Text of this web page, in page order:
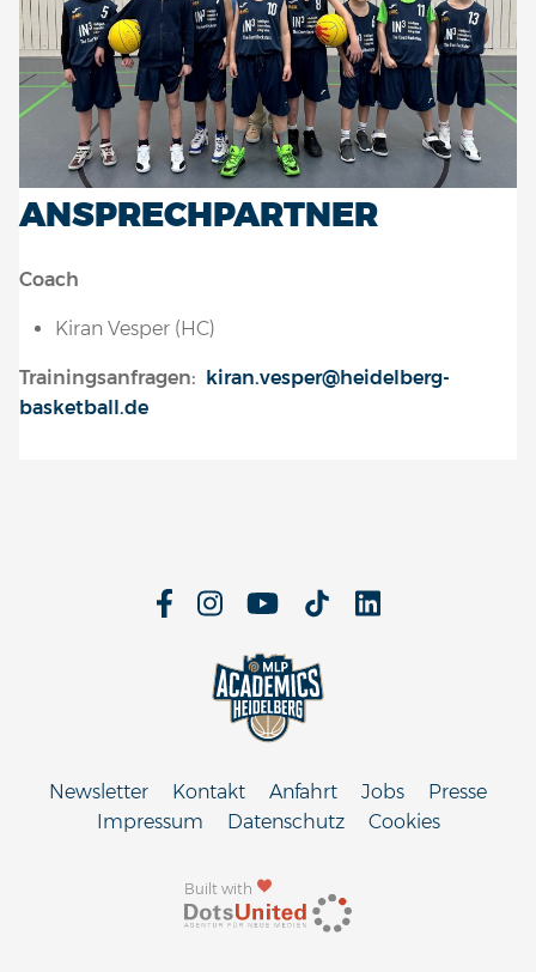
ANSPRECHPARTNER
Coach
Kiran Vesper (HC)
Trainingsanfragen: kiran.vesper@heidelberg-
basketball.de
Built with
Newsletter Kontakt Anfahrt Jobs
Presse
Impressum
Datenschutz Cookies